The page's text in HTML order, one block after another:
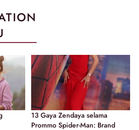
13 Gaya Zendaya selama
Prommo Spider-Man: Brand